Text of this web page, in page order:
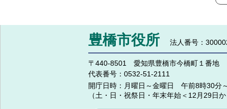
豊橋市役所 法人番号：
〒440-8501 愛知県豊橋市今橋町１番地
代表番号： 0532-51-2111
開庁日時： 月曜日～金曜日 午前8時30分
（土・日・祝祭日・年末年始＜12月29日